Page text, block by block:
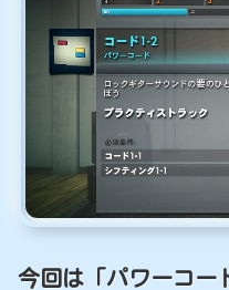
今回は「パワーコー